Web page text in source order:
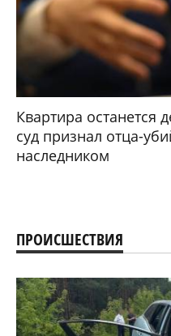
Квартира останется
суд признал отца-
наследником
ПРОИСШЕСТВИЯ